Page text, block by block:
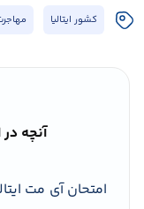
کشور ایتالیا
آنچه
امتحان آی مت